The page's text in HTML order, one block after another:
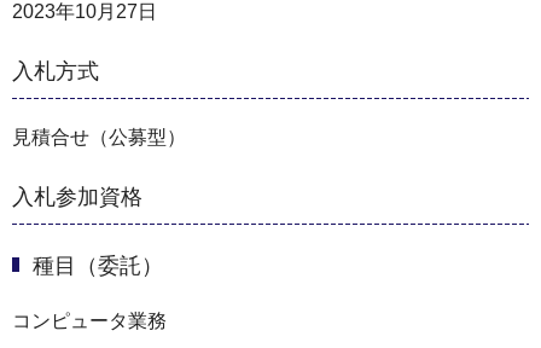
2023年10月27日
入札方式
見積合せ（公募型）
入札参加資格
種目（委託）
コンピュータ業務